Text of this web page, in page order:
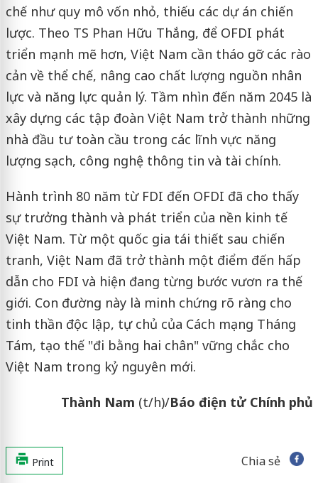
chế như quy mô vốn nhỏ, thiếu các dự án chiến
lược. Theo TS Phan Hữu Thắng, để OFDI phát
triển mạnh mẽ hơn, Việt Nam cần tháo gỡ các rào
cản về thể chế, nâng cao chất lượng nguồn nhân
lực và năng lực quản lý. Tầm nhìn đến năm 2045 là
xây dựng các tập đoàn Việt Nam trở thành những
nhà đầu tư toàn cầu trong các lĩnh vực năng
lượng sạch, công nghệ thông tin và tài chính.
Hành trình 80 năm từ FDI đến OFDI đã cho thấy
sự trưởng thành và phát triển của nền kinh tế
Việt Nam. Từ một quốc gia tái thiết sau chiến
tranh, Việt Nam đã trở thành một điểm đến hấp
dẫn cho FDI và hiện đang từng bước vươn ra thế
giới. Con đường này là minh chứng rõ ràng cho
tinh thần độc lập, tự chủ của Cách mạng Tháng
Tám, tạo thế "đi bằng hai chân" vững chắc cho
Việt Nam trong kỷ nguyên mới.
Thành Nam (t/h)/Báo điện tử Chính phủ
Print Chia sẻ